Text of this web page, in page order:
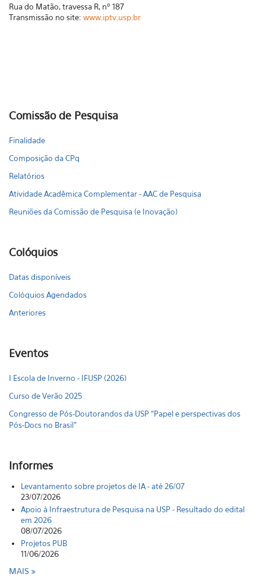
Rua do Matão, travessa R, nº 187
Transmissão no site: www.iptv.usp.br
Comissão de Pesquisa
Finalidade
Composição da CPq
Relatórios
Atividade Acadêmica Complementar - AAC de Pesquisa
Reuniões da Comissão de Pesquisa (e Inovação)
Colóquios
Datas disponíveis
Colóquios Agendados
Anteriores
Eventos
I Escola de Inverno - IFUSP (2026)
Curso de Verão 2025
Congresso de Pós-Doutorandos da USP “Papel e perspectivas dos
Pós-Docs no Brasil"
Informes
Levantamento sobre projetos de IA - até 26/07
23/07/2026
Apoio à Infraestrutura de Pesquisa na USP - Resultado do edital
em 2026
08/07/2026
Projetos PUB
11/06/2026
MAIS